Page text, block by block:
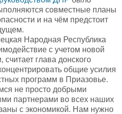
совместные планы
и на чём предстоит
Народная Республика
с учетом новой
глава донского
общие усилия
программ в Приазовье.
не просто добрыми
партнерами во всех наших
с экономикой. Нам нужно